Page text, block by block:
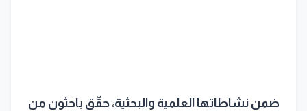
ضمن نشاطاتها العلمية والبحثية، حقّق باحثون من